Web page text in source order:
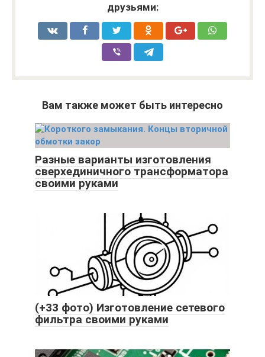
друзьями:
Вам также может быть интересно
Разные варианты изготовления
сверхединичного трансформатора
своими руками
(+33 фото) Изготовление сетевого
фильтра своими руками